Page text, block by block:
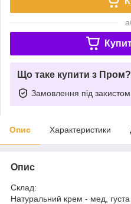
Що таке купити з Пром?
Замовлення під захистом
Опис Характеристики
Опис
Склад:
Натуральний крем - мед, густа